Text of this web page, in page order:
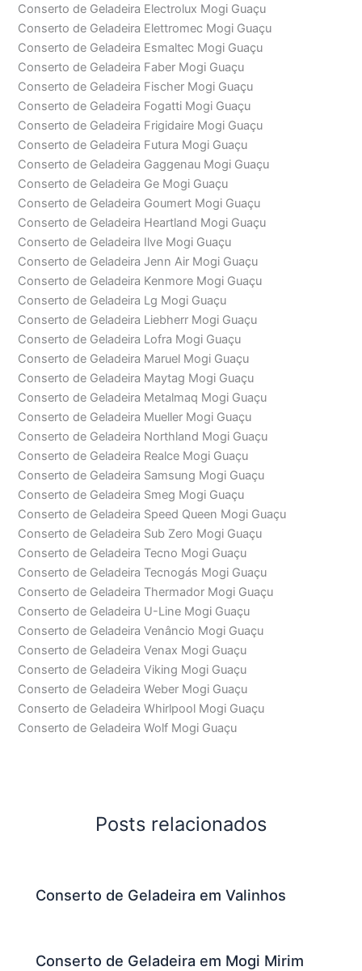
Conserto de Geladeira Electrolux Mogi Guaçu
Conserto de Geladeira Elettromec Mogi Guaçu
Conserto de Geladeira Esmaltec Mogi Guaçu
Conserto de Geladeira Faber Mogi Guaçu
Conserto de Geladeira Fischer Mogi Guaçu
Conserto de Geladeira Fogatti Mogi Guaçu
Conserto de Geladeira Frigidaire Mogi Guaçu
Conserto de Geladeira Futura Mogi Guaçu
Conserto de Geladeira Gaggenau Mogi Guaçu
Conserto de Geladeira Ge Mogi Guaçu
Conserto de Geladeira Goumert Mogi Guaçu
Conserto de Geladeira Heartland Mogi Guaçu
Conserto de Geladeira Ilve Mogi Guaçu
Conserto de Geladeira Jenn Air Mogi Guaçu
Conserto de Geladeira Kenmore Mogi Guaçu
Conserto de Geladeira Lg Mogi Guaçu
Conserto de Geladeira Liebherr Mogi Guaçu
Conserto de Geladeira Lofra Mogi Guaçu
Conserto de Geladeira Maruel Mogi Guaçu
Conserto de Geladeira Maytag Mogi Guaçu
Conserto de Geladeira Metalmaq Mogi Guaçu
Conserto de Geladeira Mueller Mogi Guaçu
Conserto de Geladeira Northland Mogi Guaçu
Conserto de Geladeira Realce Mogi Guaçu
Conserto de Geladeira Samsung Mogi Guaçu
Conserto de Geladeira Smeg Mogi Guaçu
Conserto de Geladeira Speed Queen Mogi Guaçu
Conserto de Geladeira Sub Zero Mogi Guaçu
Conserto de Geladeira Tecno Mogi Guaçu
Conserto de Geladeira Tecnogás Mogi Guaçu
Conserto de Geladeira Thermador Mogi Guaçu
Conserto de Geladeira U-Line Mogi Guaçu
Conserto de Geladeira Venâncio Mogi Guaçu
Conserto de Geladeira Venax Mogi Guaçu
Conserto de Geladeira Viking Mogi Guaçu
Conserto de Geladeira Weber Mogi Guaçu
Conserto de Geladeira Whirlpool Mogi Guaçu
Conserto de Geladeira Wolf Mogi Guaçu
Posts relacionados
Conserto de Geladeira em Valinhos
Conserto de Geladeira em Mogi Mirim